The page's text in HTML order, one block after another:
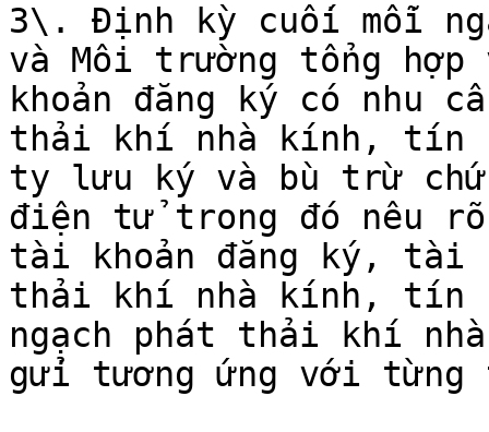
3\. Định kỳ cuối mỗi
và Môi trường tổng
khoản đăng ký có nhu
thải khí nhà kính, tín
ty lưu ký và bù trừ
điện tử trong đó nêu
tài khoản đăng ký, tài
thải khí nhà kính, tín
ngạch phát thải khí
gửi tương ứng với